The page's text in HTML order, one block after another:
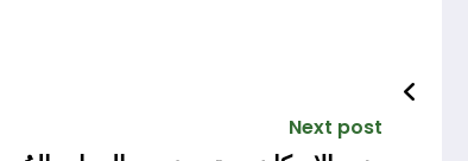
Next post